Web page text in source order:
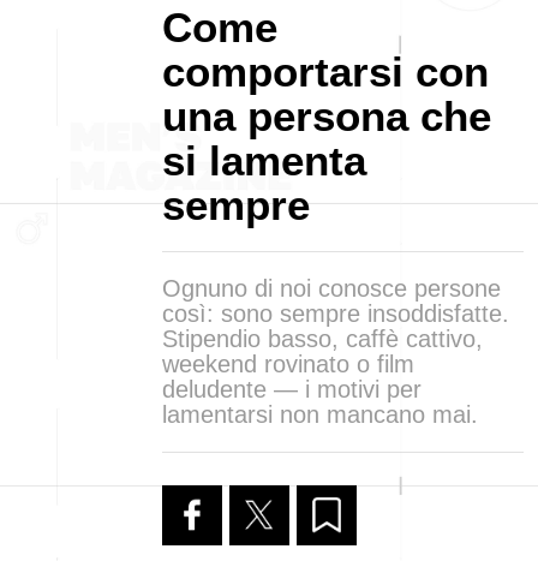
Come
comportarsi con
una persona che
si lamenta
sempre
Ognuno di noi conosce persone
così: sono sempre insoddisfatte.
Stipendio basso, caffè cattivo,
weekend rovinato o film
deludente — i motivi per
lamentarsi non mancano mai.